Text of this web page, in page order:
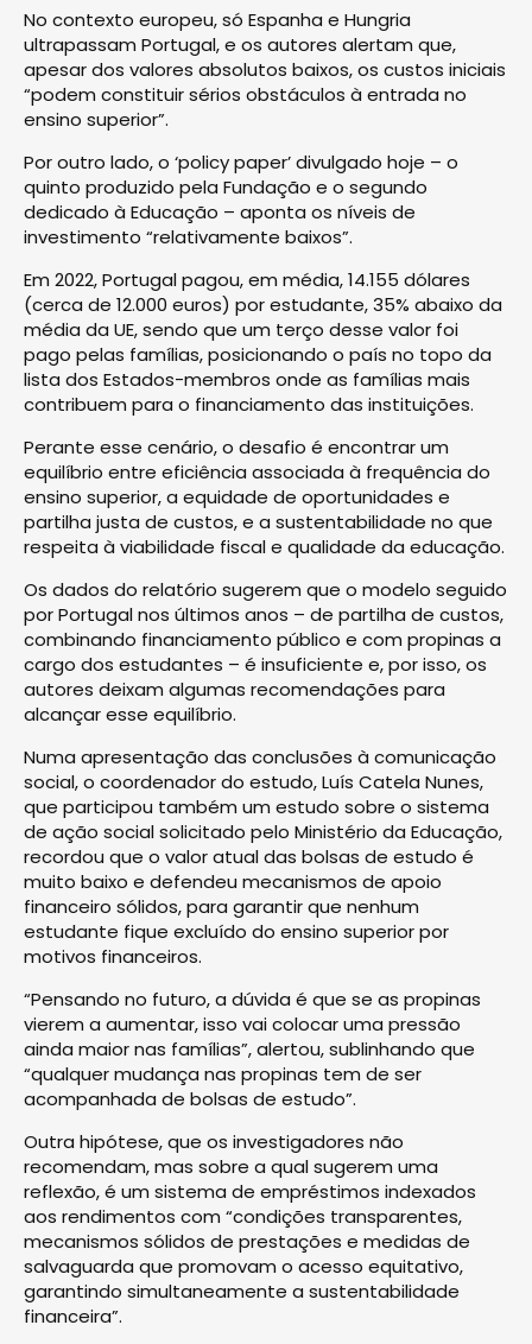
No contexto europeu, só Espanha e Hungria
ultrapassam Portugal, e os autores alertam que,
apesar dos valores absolutos baixos, os custos iniciais
“podem constituir sérios obstáculos à entrada no
ensino superior”.
Por outro lado, o ‘policy paper’ divulgado hoje – o
quinto produzido pela Fundação e o segundo
dedicado à Educação – aponta os níveis de
investimento “relativamente baixos”.
Em 2022, Portugal pagou, em média, 14.155 dólares
(cerca de 12.000 euros) por estudante, 35% abaixo da
média da UE, sendo que um terço desse valor foi
pago pelas famílias, posicionando o país no topo da
lista dos Estados-membros onde as famílias mais
contribuem para o financiamento das instituições.
Perante esse cenário, o desafio é encontrar um
equilíbrio entre eficiência associada à frequência do
ensino superior, a equidade de oportunidades e
partilha justa de custos, e a sustentabilidade no que
respeita à viabilidade fiscal e qualidade da educação.
Os dados do relatório sugerem que o modelo seguido
por Portugal nos últimos anos – de partilha de custos,
combinando financiamento público e com propinas a
cargo dos estudantes – é insuficiente e, por isso, os
autores deixam algumas recomendações para
alcançar esse equilíbrio.
Numa apresentação das conclusões à comunicação
social, o coordenador do estudo, Luís Catela Nunes,
que participou também um estudo sobre o sistema
de ação social solicitado pelo Ministério da Educação,
recordou que o valor atual das bolsas de estudo é
muito baixo e defendeu mecanismos de apoio
financeiro sólidos, para garantir que nenhum
estudante fique excluído do ensino superior por
motivos financeiros.
“Pensando no futuro, a dúvida é que se as propinas
vierem a aumentar, isso vai colocar uma pressão
ainda maior nas famílias”, alertou, sublinhando que
“qualquer mudança nas propinas tem de ser
acompanhada de bolsas de estudo”.
Outra hipótese, que os investigadores não
recomendam, mas sobre a qual sugerem uma
reflexão, é um sistema de empréstimos indexados
aos rendimentos com “condições transparentes,
mecanismos sólidos de prestações e medidas de
salvaguarda que promovam o acesso equitativo,
garantindo simultaneamente a sustentabilidade
financeira”.